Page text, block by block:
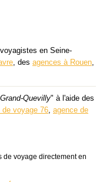
en Seine-
, des agences à Rouen
Quevilly" à l'aide des
de voyage 76 agence de
de voyage directement en